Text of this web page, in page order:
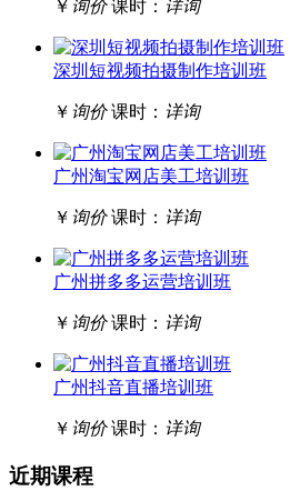
￥ 询价 课时： 详询
深圳短视频拍摄制作培训班
￥ 询价 课时： 详询
广州淘宝网店美工培训班
￥ 询价 课时： 详询
广州拼多多运营培训班
￥ 询价 课时： 详询
广州抖音直播培训班
￥ 询价 课时： 详询
近期课程